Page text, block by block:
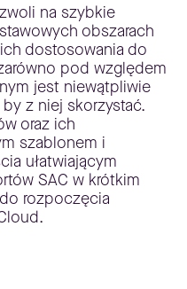
na szybkie
obszarach
dostosowania do
pod względem
jest niewątpliwie
z niej skorzystać.
oraz ich
szablonem i
ułatwiającym
SAC w krótkim
rozpoczęcia